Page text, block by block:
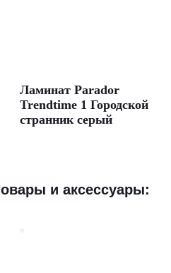
Ламинат Parador
Trendtime 1 Городской
странник серый
и аксессуары: